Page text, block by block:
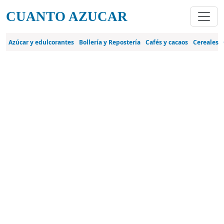
Pasar al contenido principal
CUANTO AZUCAR
Azúcar y edulcorantes Bollería y Repostería Cafés y cacaos Cereales